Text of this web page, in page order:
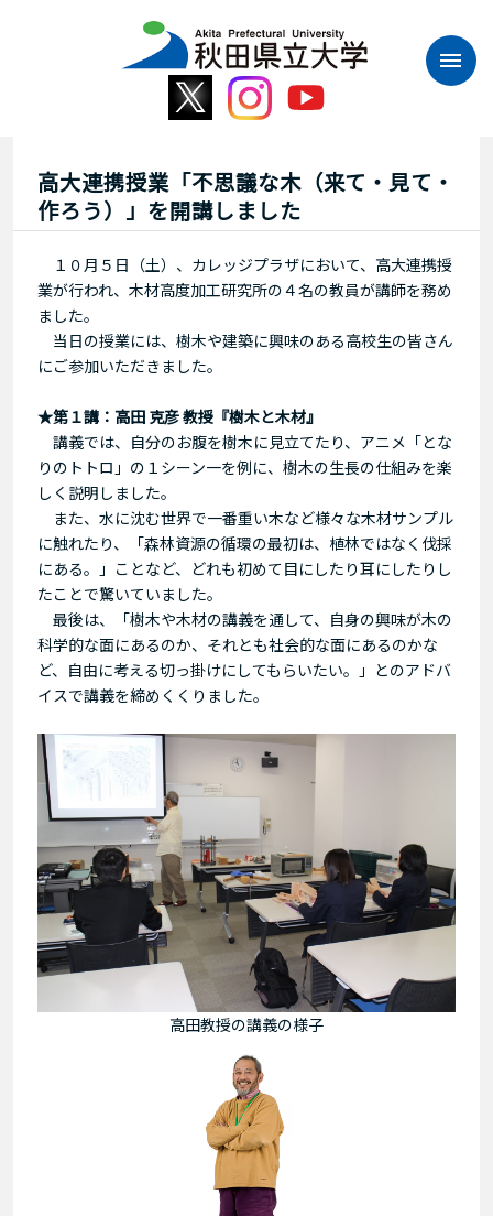
高大連携授業「不思議な木（来て・見て・
作ろう）」を開講しました
１０月５日（土）、カレッジプラザにおいて、高大連携授
業が行われ、木材高度加工研究所の４名の教員が講師を務め
ました。
当日の授業には、樹木や建築に興味のある高校生の皆さん
にご参加いただきました。
★第１講：高田 克彦 教授『樹木と木材』
講義では、自分のお腹を樹木に見立てたり、アニメ「とな
りのトトロ」の１シーン一を例に、樹木の生長の仕組みを楽
しく説明しました。
また、水に沈む世界で一番重い木など様々な木材サンプル
に触れたり、「森林資源の循環の最初は、植林ではなく伐採
にある。」ことなど、どれも初めて目にしたり耳にしたりし
たことで驚いていました。
最後は、「樹木や木材の講義を通して、自身の興味が木の
科学的な面にあるのか、それとも社会的な面にあるのかな
ど、自由に考える切っ掛けにしてもらいたい。」とのアドバ
イスで講義を締めくくりました。
高田教授の講義の様子